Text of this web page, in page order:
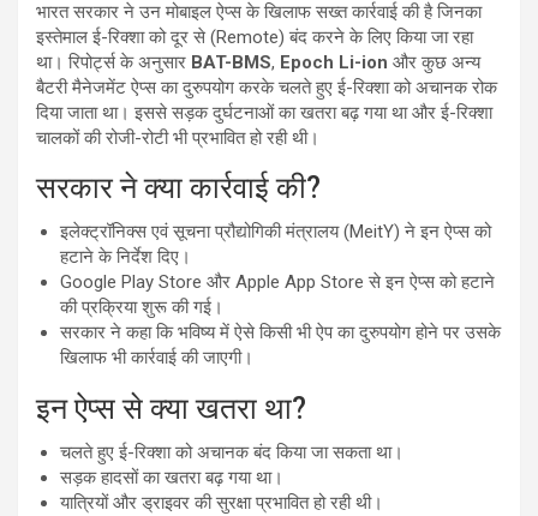
भारत सरकार ने उन मोबाइल ऐप्स के खिलाफ सख्त कार्रवाई की है जिनका
इस्तेमाल ई-रिक्शा को दूर से (Remote) बंद करने के लिए किया जा रहा
था। रिपोर्ट्स के अनुसार BAT-BMS, Epoch Li-ion और कुछ अन्य
बैटरी मैनेजमेंट ऐप्स का दुरुपयोग करके चलते हुए ई-रिक्शा को अचानक रोक
दिया जाता था। इससे सड़क दुर्घटनाओं का खतरा बढ़ गया था और ई-रिक्शा
चालकों की रोजी-रोटी भी प्रभावित हो रही थी।
सरकार ने क्या कार्रवाई की?
इलेक्ट्रॉनिक्स एवं सूचना प्रौद्योगिकी मंत्रालय (MeitY) ने इन ऐप्स को
हटाने के निर्देश दिए।
Google Play Store और Apple App Store से इन ऐप्स को हटाने
की प्रक्रिया शुरू की गई।
सरकार ने कहा कि भविष्य में ऐसे किसी भी ऐप का दुरुपयोग होने पर उसके
खिलाफ भी कार्रवाई की जाएगी।
इन ऐप्स से क्या खतरा था?
चलते हुए ई-रिक्शा को अचानक बंद किया जा सकता था।
सड़क हादसों का खतरा बढ़ गया था।
यात्रियों और ड्राइवर की सुरक्षा प्रभावित हो रही थी।